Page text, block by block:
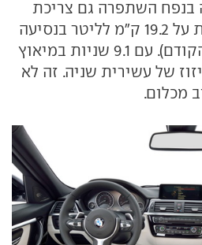
בנפח השתפרה גם צריכת
הדלק והיא עומדת כעת על 19.2 ק"מ לליטר בנסיעה
משולבת (16.9 במנוע הקודם). עם 9.1 שניות במיאוץ
של עשירית שניה. זה לא
מכלום.